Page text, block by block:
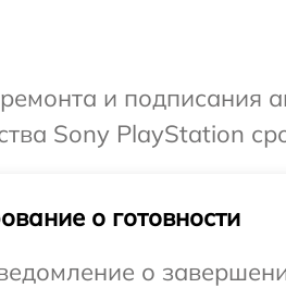
и подписания
Sony PlayStation
о готовности
о